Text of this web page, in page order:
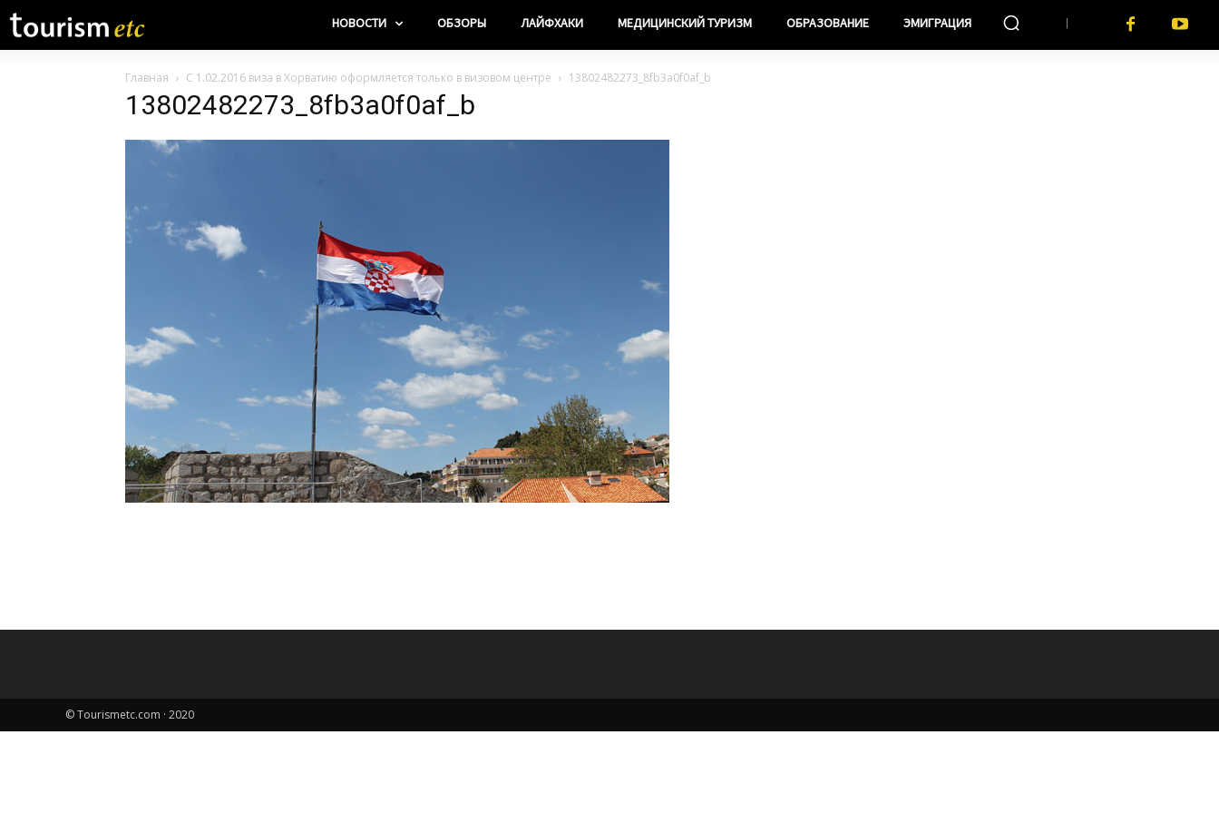
НОВОСТИ ОБЗОРЫ ЛАЙФХАКИ МЕДИЦИНСКИЙ ТУРИЗМ ОБРАЗОВАНИЕ ЭМИГРАЦИЯ
Главная С 1.02.2016 виза в Хорватию оформляется только в визовом центре 13802482273_8fb3a0f0af_b
13802482273_8fb3a0f0af_b
© Tourismetc.com · 2020